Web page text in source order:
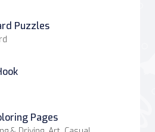
Puzzles
Pages